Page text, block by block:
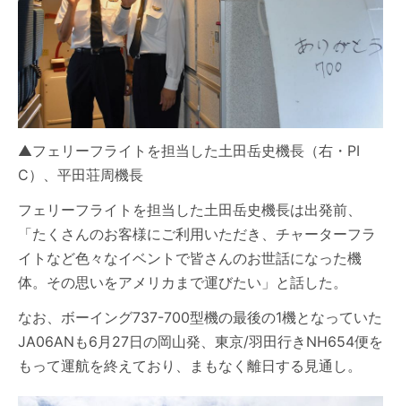
▲フェリーフライトを担当した土田岳史機長（右・PI
C）、平田荘周機長
フェリーフライトを担当した土田岳史機長は出発前、
「たくさんのお客様にご利用いただき、チャーターフラ
イトなど色々なイベントで皆さんのお世話になった機
体。その思いをアメリカまで運びたい」と話した。
なお、ボーイング737-700型機の最後の1機となっていた
JA06ANも6月27日の岡山発、東京/羽田行きNH654便を
もって運航を終えており、まもなく離日する見通し。